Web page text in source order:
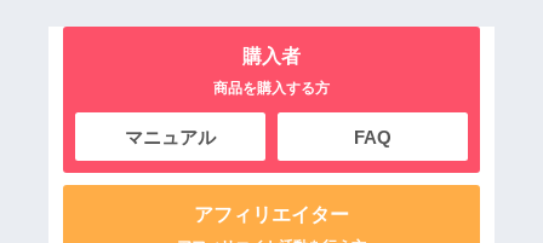
購入者
商品を購入する方
マニュアル FAQ
アフィリエイター